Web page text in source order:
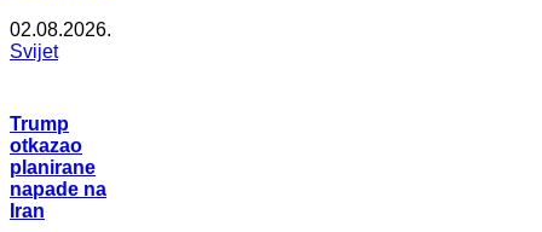
02.08.2026.
Svijet
Trump
otkazao
planirane
napade na
Iran